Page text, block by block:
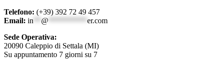
Telefono: (+39) 392 72 49 457
Email: in @
er.com
Sede Operativa:
20090 Caleppio di Settala (MI)
Su appuntamento 7 giorni su 7